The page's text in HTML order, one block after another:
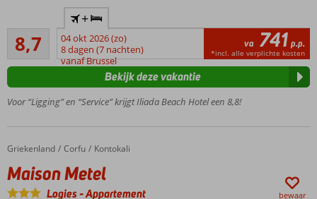
Charmant
aan zee
Aan
het
In het
Gouvia
Geniet van
gastvrijheid
8,7
Aanrader
19
beoordelingen
+
04 okt 2026 (zo)
8 dagen (7 nachten)
vanaf Brussel
va 741 p.p.
*incl. alle verplichte kosten
Voor “Ligging” en “Service” krijgt Iliada Beach Hotel een 8,8!
Bekijk deze vakantie
Home
Griekenland Corfu Kontokali
Maison Metel
Maison Metel
Logies-Appartement bewaar